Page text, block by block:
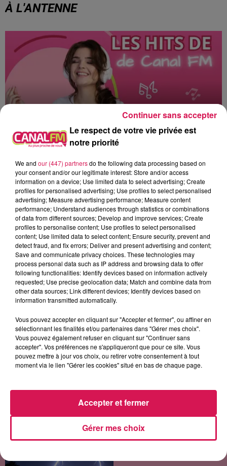
À L'ANTENNE
12h00 - 22h00
Les hits de Canal FM
15h16
15h16
RIHANNA
15h13
15h13
TEDDY SWIMS
15h04
15h04
Un Ange
LES ARTICLES LES PLUS CONSULTÉS
CHALEUR ET RISQUE
D'ORAGES CE LUNDI EN
THIÉRACHE
Le respect de votre vie privée est
notre priorité
We and our (447) partnersdo the following data processing based on
your consent and/or our legitimate interest: Store and/or access
information on a device; Use limited data to select advertising; Create
profiles for personalised advertising; Use profiles to select personalised
advertising; Measure advertising performance; Measure content
performance; Understand audiences through statistics or combinations
of data from different sources; Develop and improve services; Create
profiles to personalise content; Use profiles to select personalised
content; Use limited data to select content; Ensure security, prevent and
detect fraud, and fix errors; Deliver and present advertising and content;
Save and communicate privacy choices. These technologies may
process personal data such as IP address and browsing data to offer
following functionalities: Identify devices based on information actively
requested; Use precise geolocation data; Match and combine data from
other data sources; Link different devices; Identify devices based on
information transmitted automatically.
Vous pouvez accepter en cliquant sur "Accepter et fermer", ou affiner en
sélectionnant les finalités et/ou partenaires dans "Gérer mes choix".
Vous pouvez également refuser en cliquant sur "Continuer sans
accepter". Vos préférences ne s'appliqueront que pour ce site. Vous
pouvez mettre à jour vos choix, ou retirer votre consentement à tout
moment via le lien "Gérer les cookies" situé en bas de chaque page.
Gérer mes choix
Accepter et fermer
Continuer sans accepter